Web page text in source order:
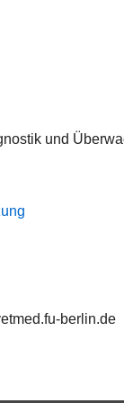
und
berlin.de